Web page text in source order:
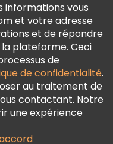
informations vous
et votre adresse
et de répondre
plateforme. Ceci
de
de confidentialité.
au traitement de
contactant. Notre
une expérience